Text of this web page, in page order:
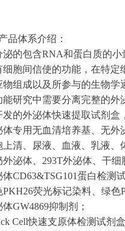
品体系介绍：
的包含RNA和蛋白质的
胞间信使的功能，在特
组成以及所参与的生物学
研究中需要分离完整的
的外泌体快速提取试剂
专用无血清培养基、无外
清、尿液、血液、乳液、
泌体、293T外泌体、干
CD63&TSG101蛋白检测
荧光标记染料、绿
GW4869抑制剂；
Cell快速支原体检测试剂